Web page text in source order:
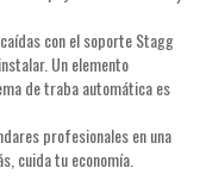
con el soporte Stagg
Un elemento
de traba automática es
profesionales en una
cuida tu economía.